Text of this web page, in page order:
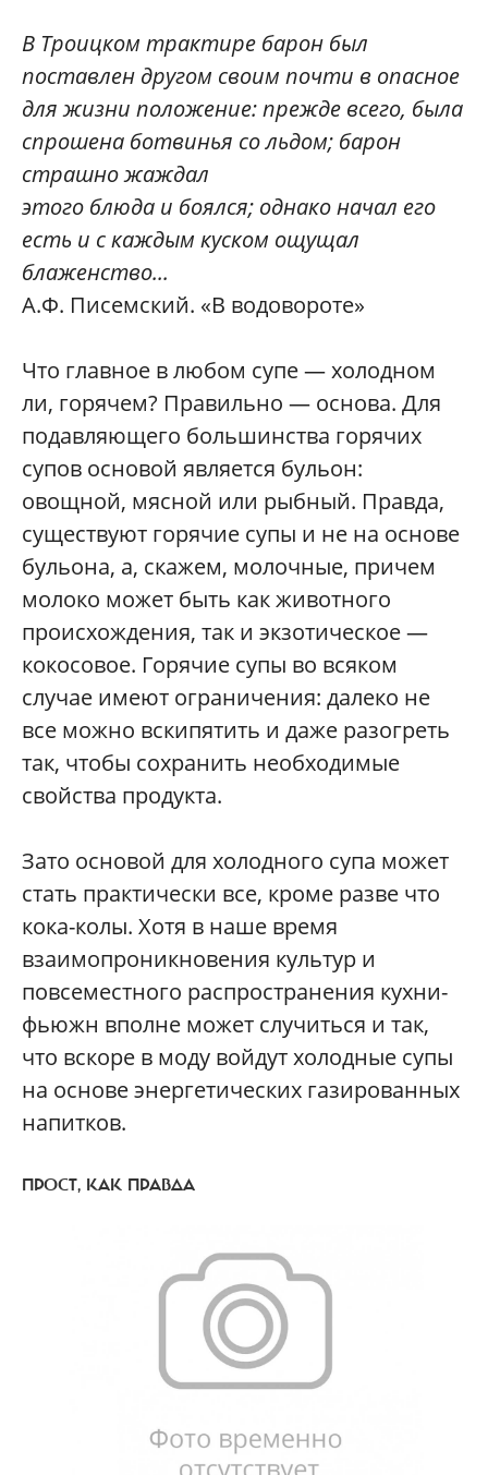
В Троицком трактире барон был
поставлен другом своим почти в опасное
для жизни положение: прежде всего, была
спрошена ботвинья со льдом; барон
страшно жаждал
этого блюда и боялся; однако начал его
есть и с каждым куском ощущал
блаженство...
А.Ф. Писемский. «В водовороте»
Что главное в любом супе — холодном
ли, горячем? Правильно — основа. Для
подавляющего большинства горячих
супов основой является бульон:
овощной, мясной или рыбный. Правда,
существуют горячие супы и не на основе
бульона, а, скажем, молочные, причем
молоко может быть как животного
происхождения, так и экзотическое —
кокосовое. Горячие супы во всяком
случае имеют ограничения: далеко не
все можно вскипятить и даже разогреть
так, чтобы сохранить необходимые
свойства продукта.
Зато основой для холодного супа может
стать практически все, кроме разве что
кока-колы. Хотя в наше время
взаимопроникновения культур и
повсеместного распространения кухни-
фьюжн вполне может случиться и так,
что вскоре в моду войдут холодные супы
на основе энергетических газированных
напитков.
ПРОСТ, КАК ПРАВДА